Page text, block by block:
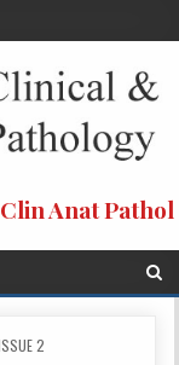
Anat Pathol
2